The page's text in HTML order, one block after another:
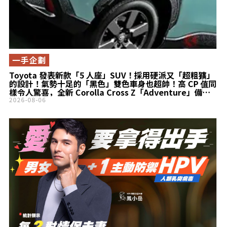
Toyota 發表新款「5 人座」SUV！採用硬派又「超粗獷」
的設計！氣勢十足的「黑色」雙色車身也超帥！高 CP 值同
樣令人驚喜，全新 Corolla Cross Z「Adventure」備受
矚目！
一手企劃
2026-08-06